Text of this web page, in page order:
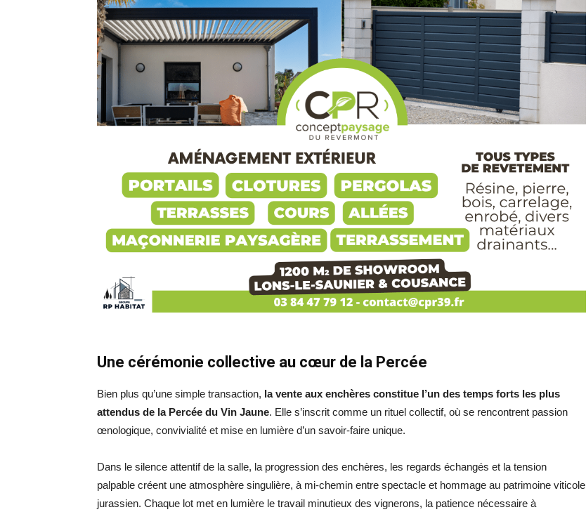
Une cérémonie collective au cœur de la Percée
Bien plus qu’une simple transaction, la vente aux enchères constitue l’un des temps forts les plus
attendus de la Percée du Vin Jaune. Elle s’inscrit comme un rituel collectif, où se rencontrent passion
œnologique, convivialité et mise en lumière d’un savoir-faire unique.
Dans le silence attentif de la salle, la progression des enchères, les regards échangés et la tension
palpable créent une atmosphère singulière, à mi-chemin entre spectacle et hommage au patrimoine viticole
jurassien. Chaque lot met en lumière le travail minutieux des vignerons, la patience nécessaire à